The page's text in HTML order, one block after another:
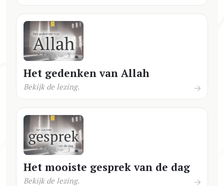
Het gedenken van Allah
Bekijk de lezing.
Het mooiste gesprek van de dag
Bekijk de lezing.